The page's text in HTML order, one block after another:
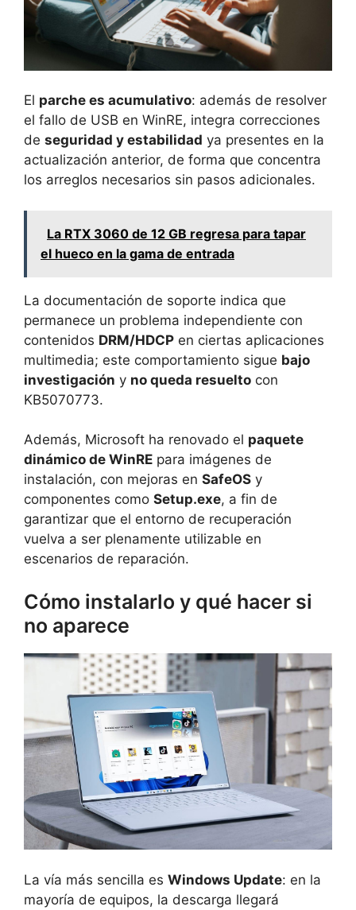
El parche es acumulativo: además de resolver
el fallo de USB en WinRE, integra correcciones
de seguridad y estabilidad ya presentes en la
actualización anterior, de forma que concentra
los arreglos necesarios sin pasos adicionales.
La RTX 3060 de 12 GB regresa para tapar
el hueco en la gama de entrada
La documentación de soporte indica que
permanece un problema independiente con
contenidos DRM/HDCP en ciertas aplicaciones
multimedia; este comportamiento sigue bajo
investigación y no queda resuelto con
KB5070773.
Además, Microsoft ha renovado el paquete
dinámico de WinRE para imágenes de
instalación, con mejoras en SafeOS y
componentes como Setup.exe, a fin de
garantizar que el entorno de recuperación
vuelva a ser plenamente utilizable en
escenarios de reparación.
Cómo instalarlo y qué hacer si
no aparece
La vía más sencilla es Windows Update: en la
mayoría de equipos, la descarga llegará